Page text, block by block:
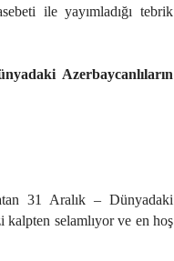
ile yayımladığı tebrik
Azerbaycanlıların
31 Aralık – Dünyadaki
kalpten selamlıyor ve en hoş